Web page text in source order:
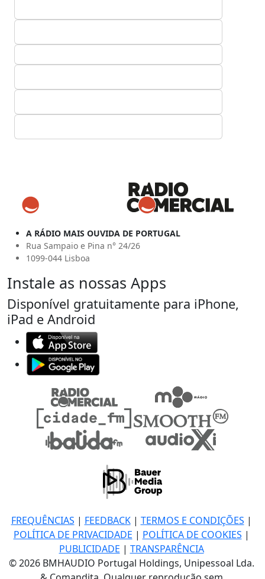
A RÁDIO MAIS OUVIDA DE PORTUGAL
Rua Sampaio e Pina n° 24/26
1099-044 Lisboa
Instale as nossas Apps
Disponível gratuitamente para iPhone,
iPad e Android
FREQUÊNCIAS | FEEDBACK| TERMOS E CONDIÇÕES |
POLÍTICA DE PRIVACIDADE | POLÍTICA DE COOKIES |
PUBLICIDADE | TRANSPARÊNCIA
© 2026 BMHAUDIO Portugal Holdings, Unipessoal Lda.